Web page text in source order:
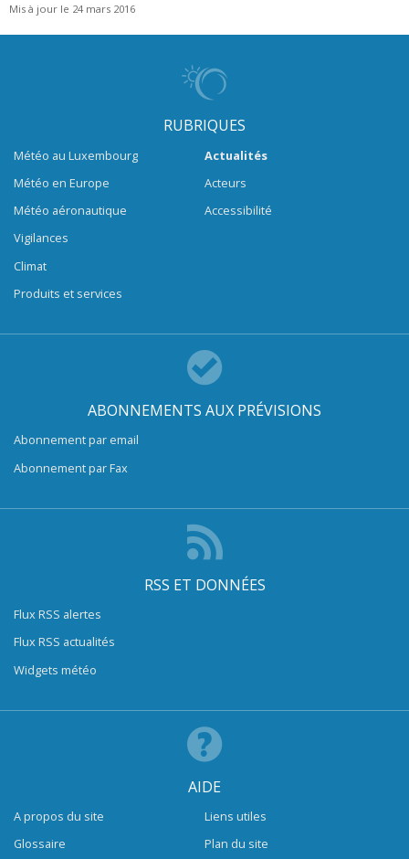
Mis à jour le 24 mars 2016
RUBRIQUES
Météo au Luxembourg
Météo en Europe
Météo aéronautique
Vigilances
Climat
Produits et services
Actualités
Acteurs
Accessibilité
ABONNEMENTS AUX PRÉVISIONS
Abonnement par email
Abonnement par Fax
RSS ET DONNÉES
Flux RSS alertes
Flux RSS actualités
Widgets météo
AIDE
A propos du site
Glossaire
Liens utiles
Plan du site